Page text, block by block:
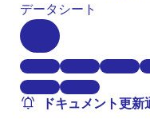
データシート
ドキュメント更新